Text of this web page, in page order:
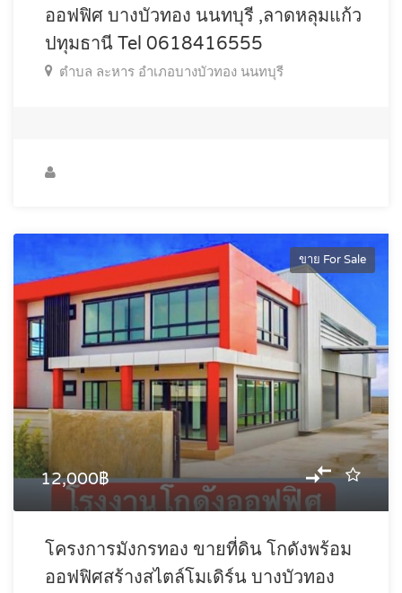
ออฟฟิศ บางบัวทอง นนทบุรี ,ลาดหลุมแก้ว
ปทุมธานี Tel 0618416555
ตำบล ละหาร อำเภอบางบัวทอง นนทบุรี
ขาย For Sale
12,000฿
โครงการมังกรทอง ขายที่ดิน โกดังพร้อม
ออฟฟิศสร้างสไตล์โมเดิร์น บางบัวทอง